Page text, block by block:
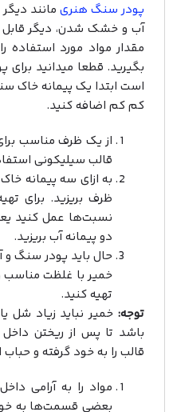
پودر سنگ هنریمانند دیگر
آب و خشک شدن، دیگر قابل
مقدار مواد مورد استفاده
بگیرید. قطعا میدانید
است ابتدا یک پیمانه خاک
کم کم اضافه کنید.
از یک ظرف مناسب
قالب سیلیکونی
به ازای سه پیمانه
ظرف بریزید. برای
نسبت‌ها عمل کنید
دو پیمانه آب بریزید.
حال باید پودر سنگ و
خمیر با غلظت مناسب
تهیه کنید.
توجه:خمیر نباید زیاد شل یا
باشد تا پس از ریختن
قالب را به خود گرفته و حباب
مواد را به آرامی
بعضی قسمت‌ها به